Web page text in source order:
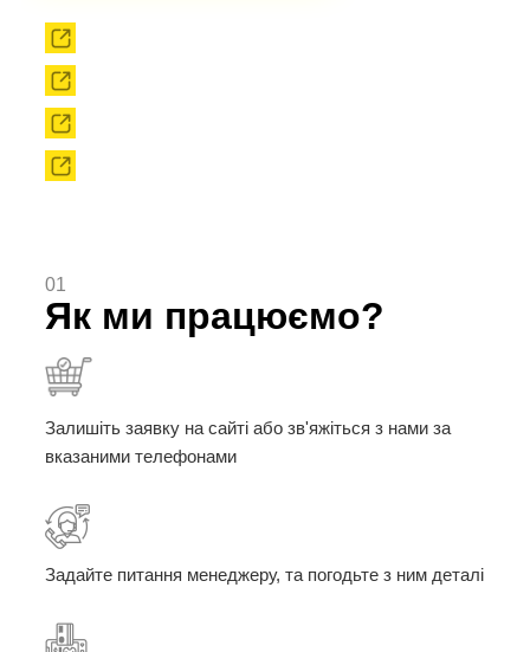
01
Як ми працюємо?
Залишіть заявку на сайті або зв'яжіться з нами за
вказаними телефонами
Задайте питання менеджеру, та погодьте з ним деталі